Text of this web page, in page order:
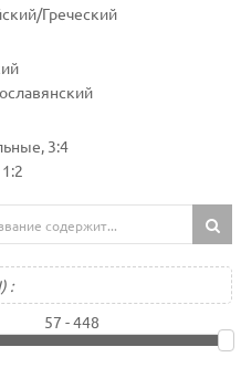
Греческий
3:4
:
57 - 448